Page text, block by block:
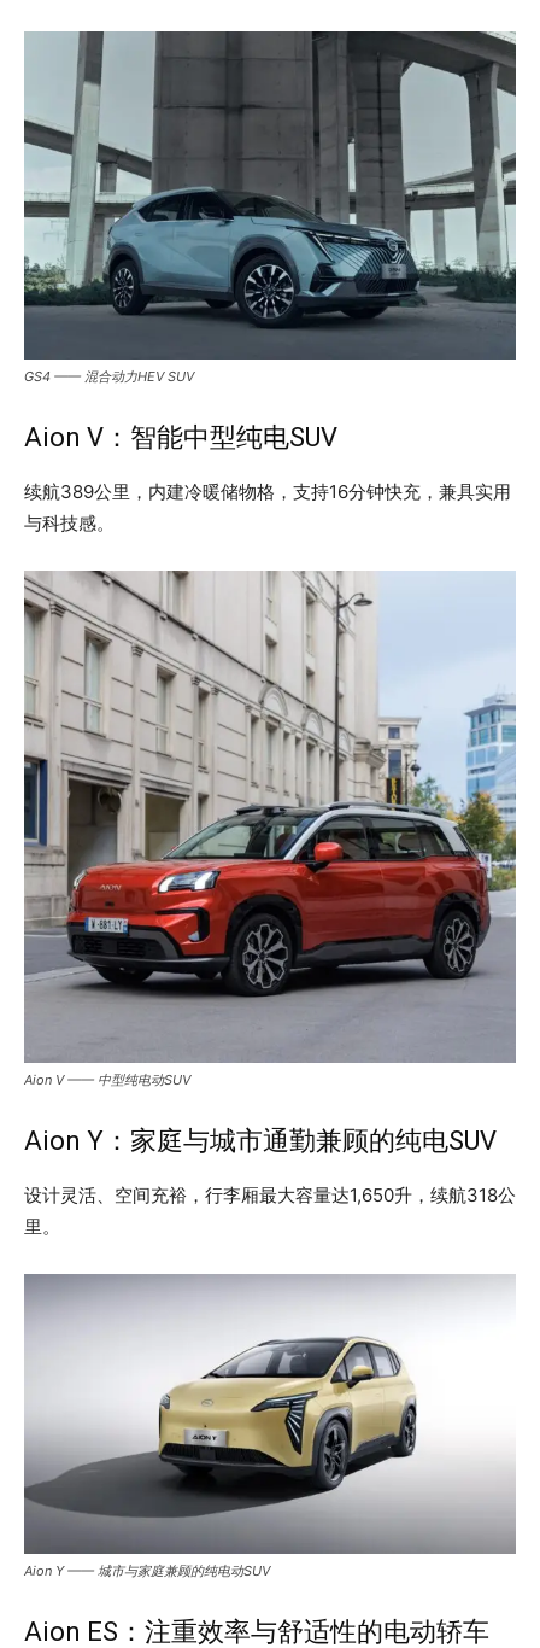
GS4 —— 混合动力HEV SUV
Aion V：智能中型纯电SUV
续航389公里，内建冷暖储物格，支持16分钟快充，兼具实用
与科技感。
Aion V —— 中型纯电动SUV
Aion Y：家庭与城市通勤兼顾的纯电SUV
设计灵活、空间充裕，行李厢最大容量达1,650升，续航318公
里。
Aion Y —— 城市与家庭兼顾的纯电动SUV
Aion ES：注重效率与舒适性的电动轿车